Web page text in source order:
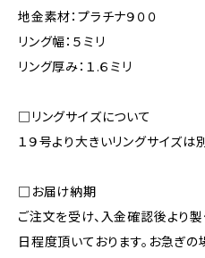
地金素材：プラチナ９００
リング幅：５ミリ
リング厚み：１.６ミリ
□リングサイズについて
１９号より大きいリングサイズは
□お届け納期
ご注文を受け、入金確認後より
日程度頂いております。お急ぎ